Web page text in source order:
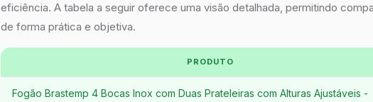
eficiência. A tabela a seguir oferece uma visão detalhada, permitindo
de forma prática e objetiva.
PRODUTO
Fogão Brastemp 4 Bocas Inox com Duas Prateleiras com Alturas Ajustáveis -